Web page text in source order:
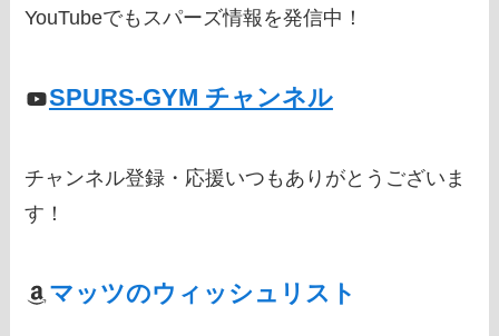
YouTubeでもスパーズ情報を発信中！
SPURS-GYM チャンネル
チャンネル登録・応援いつもありがとうございま
す！
マッツのウィッシュリスト